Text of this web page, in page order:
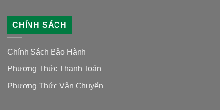
CHÍNH SÁCH
Chính Sách Bảo Hành
Phương Thức Thanh Toán
Phương Thức Vận Chuyển